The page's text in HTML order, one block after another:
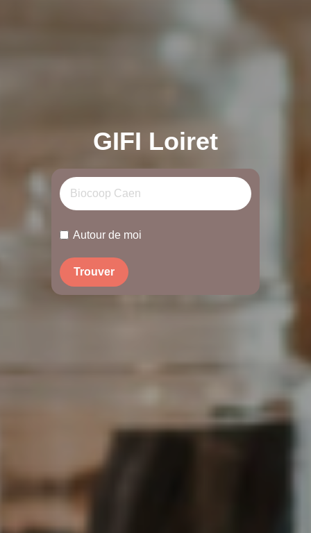
GIFI Loiret
Autour de moi
Trouver